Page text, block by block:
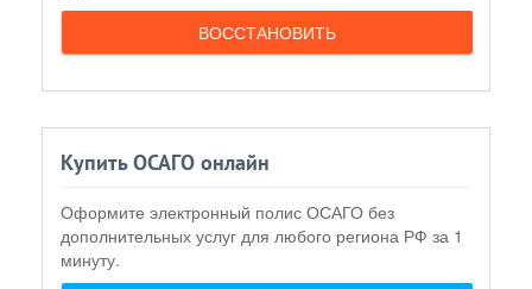
ВОССТАНОВИТЬ
Купить ОСАГО онлайн
Оформите электронный полис ОСАГО без
дополнительных услуг для любого региона РФ за 1
минуту.